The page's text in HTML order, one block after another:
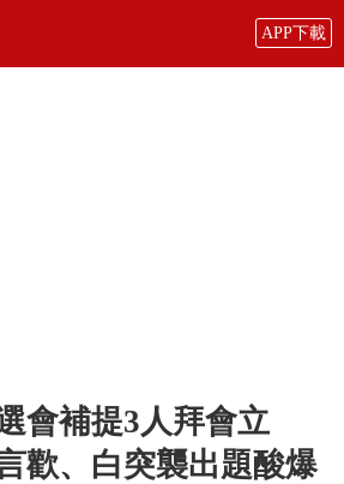
APP下載
會補提3人拜會立
歡、白突襲出題酸爆